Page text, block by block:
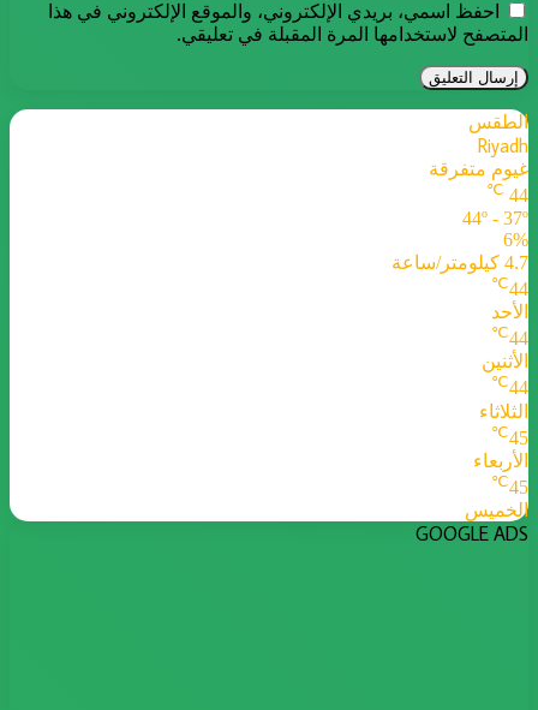
احفظ اسمي، بريدي الإلكتروني، والموقع الإلكتروني في هذا
المتصفح لاستخدامها المرة المقبلة في تعليقي.
الطقس
Riyadh
غيوم متفرقة
44
℃
44º - 37º
6%
4.7 كيلومتر/ساعة
44
℃
الأحد
44
℃
الأثنين
44
℃
الثلاثاء
45
℃
الأربعاء
45
℃
الخميس
GOOGLE ADS